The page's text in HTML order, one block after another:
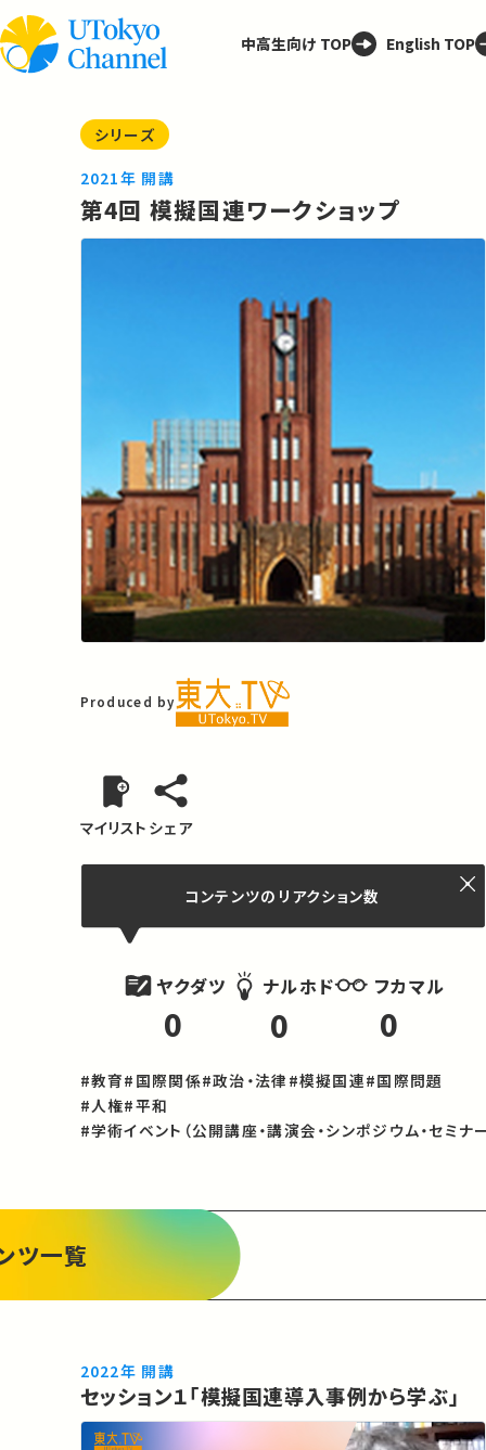
中高生向け TOP English TOP
シリーズ
2021年 開講
第4回 模擬国連ワークショップ
Produced by
マイリスト シェア
コンテンツの リアクション数
ヤクダツ
0
ナルホド
0
フカマル
0
#教育#国際関係#政治・法律 #模擬国連#国際問題
#人権#平和
#学術イベント（公開講座・講演会・シンポジウム・セミナ
ツ一覧
2022年 開講
セッション１「模擬国連導入事例から学ぶ」